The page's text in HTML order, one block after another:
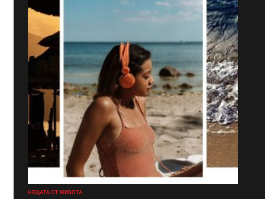
НЕЩАТА ОТ ЖИВОТА